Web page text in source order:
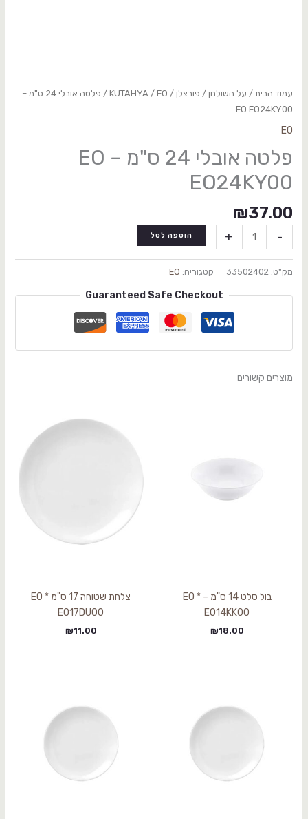
עמוד הבית/ על השולחן / פורצלן /
KUTAHYA /EO
/ פלטה אובלי 24 ס"מ –
EO EO24KY00
EO
פלטה אובלי 24 ס"מ – EO
EO24KY00
₪37.00
-
+ הוספה לסל
מק"ט: 33502402 קטגוריה: EO
Guaranteed Safe Checkout
מוצרים קשורים
בול סלט 14 ס"מ – EO *
EO14KK00
₪18.00
צלחת שטוחה 17 ס"מ EO *
EO17DU00
₪11.00